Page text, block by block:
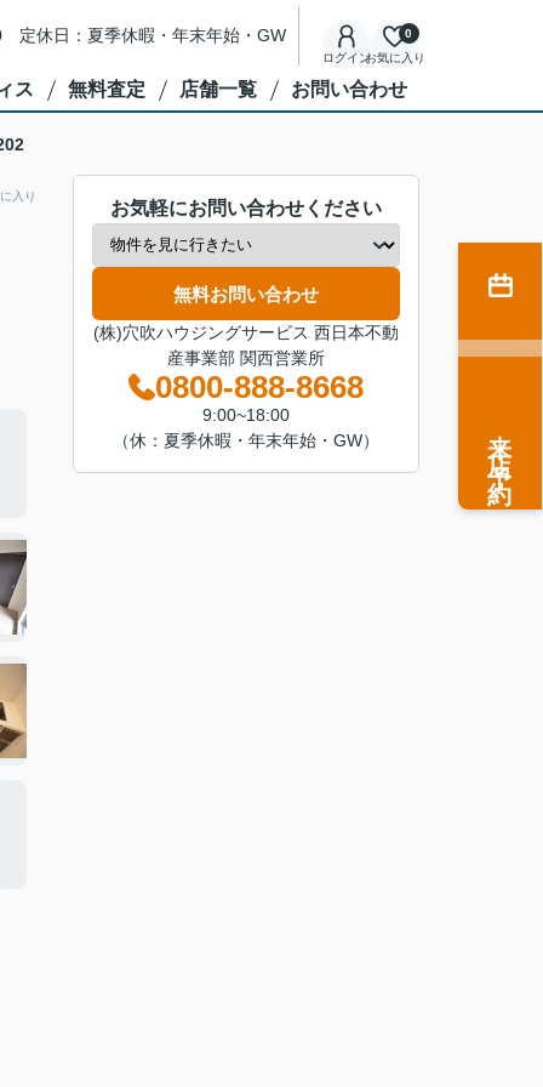
定休日：夏季休暇・年末年始・GW
ログインお気に入り
0
ス 無料査定 店舗一覧 お問い合わせ
入り
お気軽にお問い合わせください
無料お問い合わせ
(株)穴吹ハウジングサービス 西日本不動
産事業部 関西営業所
0800-888-8668
9:00~18:00
（休：夏季休暇・年末年始・GW）
来店予約